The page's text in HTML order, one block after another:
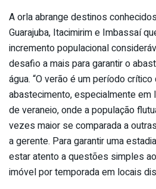
A orla abrange destinos
Guarajuba, Itacimirim e Imbassaí
incremento populacional
desafio a mais para garantir o
água. “O verão é um período
abastecimento, especialmente em
de veraneio, onde a população
vezes maior se comparada a
a gerente. Para garantir uma
estar atento a questões simples
imóvel por temporada em locais